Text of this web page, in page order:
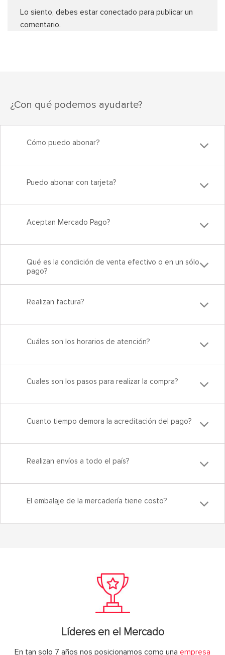
Lo siento, debes estar conectado para publicar un
comentario.
¿Con qué podemos ayudarte?
Cómo puedo abonar?
Puedo abonar con tarjeta?
Aceptan Mercado Pago?
Qué es la condición de venta efectivo o en un sólo
pago?
Realizan factura?
Cuáles son los horarios de atención?
Cuales son los pasos para realizar la compra?
Cuanto tiempo demora la acreditación del pago?
Realizan envíos a todo el país?
El embalaje de la mercadería tiene costo?
Líderes en el Mercado
En tan solo 7 años nos posicionamos como una empresa